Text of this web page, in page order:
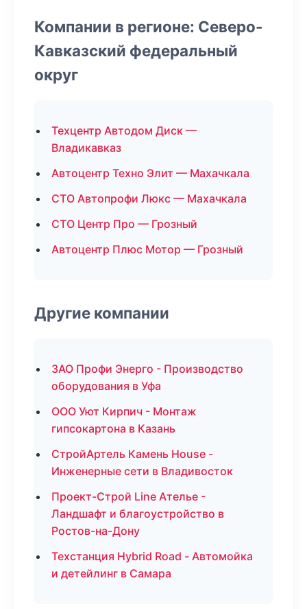
Компании в регионе: Северо-
Кавказский федеральный
округ
Техцентр Автодом Диск —
Владикавказ
Автоцентр Техно Элит — Махачкала
СТО Автопрофи Люкс — Махачкала
СТО Центр Про — Грозный
Автоцентр Плюс Мотор — Грозный
Другие компании
ЗАО Профи Энерго - Производство
оборудования в Уфа
ООО Уют Кирпич - Монтаж
гипсокартона в Казань
СтройАртель Камень House -
Инженерные сети в Владивосток
Проект-Строй Line Ателье -
Ландшафт и благоустройство в
Ростов-на-Дону
Техстанция Hybrid Road - Автомойка
и детейлинг в Самара